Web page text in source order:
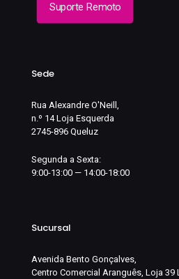
Suporte Remoto
Sede
Rua Alexandre O'Neill,
n.º 14 Loja Esquerda
2745-896 Queluz
Segunda a Sexta:
9:00-13:00 — 14:00-18:00
Sucursal
Avenida Bento Gonçalves,
Centro Comercial Aranguês, Loja 39 L